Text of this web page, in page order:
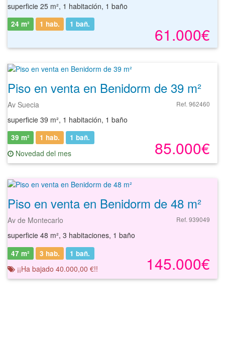
superficie 25 m², 1 habitación, 1 baño
61.000€
24 m² 1 hab. 1 bañ.
Piso en venta en Benidorm de 39 m²
Av Suecia Ref. 962460
superficie 39 m², 1 habitación, 1 baño
85.000€
39 m² 1 hab. 1 bañ.
Novedad del mes
Piso en venta en Benidorm de 48 m²
Av de Montecarlo Ref. 939049
superficie 48 m², 3 habitaciones, 1 baño
145.000€
47 m² 3 hab. 1 bañ.
¡¡Ha bajado 40.000,00 €!!